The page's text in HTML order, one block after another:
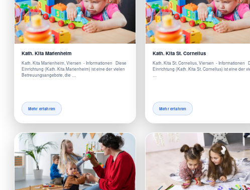
Kath. Kita Marienheim
Kath. Kita Marienheim, Viersen - Informationen Diese
Einrichtung (Kath. Kita Marienheim) ist eine der vielen
Betreuungsangebote, die …
Mehr erfahren
Kath. Kita St. Cornelius
Kath. Kita St. Cornelius, Viersen - Informationen
Einrichtung (Kath. Kita St. Cornelius) ist eine der
Mehr erfahren